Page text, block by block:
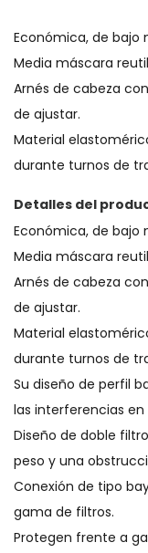
Económica, de bajo
Media máscara
Arnés de cabeza
de ajustar.
Material
durante turnos de
Detalles del
Económica, de bajo
Media máscara
Arnés de cabeza
de ajustar.
Material
durante turnos de
Su diseño de perfil
las interferencias
Diseño de doble
peso y una
Conexión de tipo
gama de filtros.
Protegen frente a